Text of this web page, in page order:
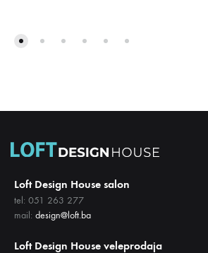
Loft Design House salon
tel: 051 263 277
mail: design@loft.ba
Loft Design House veleprodaja